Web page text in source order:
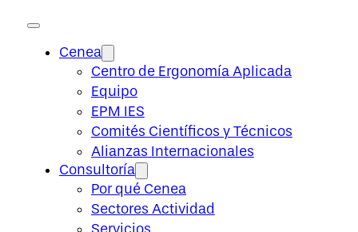
Cenea
Centro de Ergonomía Aplicada
Equipo
EPM IES
Comités Científicos y Técnicos
Alianzas Internacionales
Consultoría
Por qué Cenea
Sectores Actividad